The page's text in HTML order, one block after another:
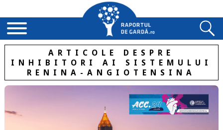
ARTICOLE DESPRE
INHIBITORI AI SISTEMULUI
RENINA-ANGIOTENSINA